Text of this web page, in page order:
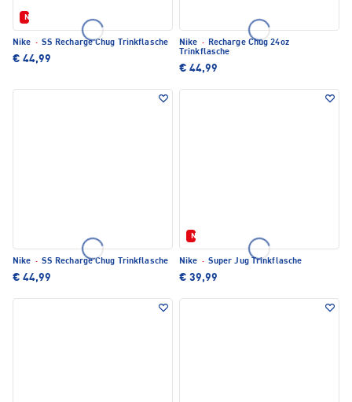
Neu
Nike · SS Recharge Chug Trinkflasche
€ 44,99
Nike · Recharge Chug 24oz
Trinkflasche
€ 44,99
Nike · SS Recharge Chug Trinkflasche
€ 44,99
Neu
Nike · Super Jug Trinkflasche
€ 39,99